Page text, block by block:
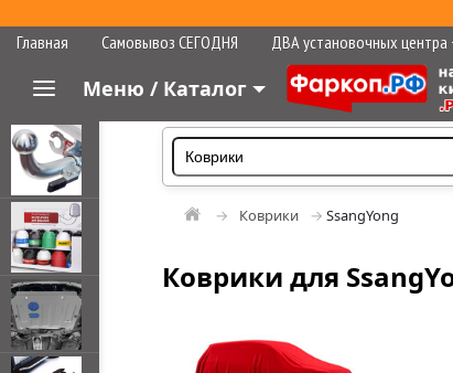
Главная Самовывоз СЕГОДНЯ ДВА установочных центра
Меню / Каталог
Коврики SsangYong
Коврики для